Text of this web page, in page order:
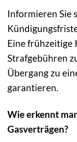
Informieren Sie
Eine frühzeitige
Strafgebühren
Übergang zu
garantieren.
Wie erkennt
Gasverträgen?